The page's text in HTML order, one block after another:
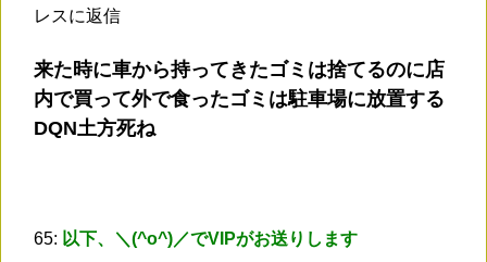
レスに返信
来た時に車から持ってきたゴミは捨てるのに店
内で買って外で食ったゴミは駐車場に放置する
DQN土方死ね
65: 以下、＼(^o^)／でVIPがお送りします